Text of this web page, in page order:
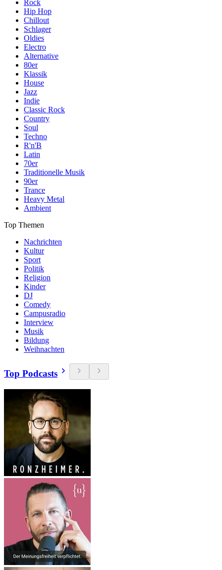
Rock
Hip Hop
Chillout
Schlager
Oldies
Electro
Alternative
80er
Klassik
House
Jazz
Indie
Classic Rock
Country
Soul
Techno
R'n'B
Latin
70er
Traditionelle Musik
90er
Trance
Heavy Metal
Ambient
Top Themen
Nachrichten
Kultur
Sport
Politik
Religion
Kinder
DJ
Comedy
Campusradio
Interview
Musik
Bildung
Weihnachten
Top Podcasts